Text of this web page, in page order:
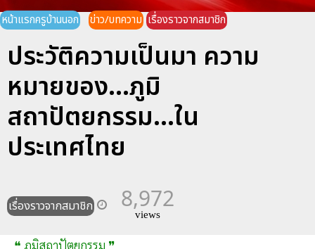
หน้าแรกครูบ้านนอก ข่าว/บทความ เรื่องราวจากสมาชิก
ประวัติความเป็นมา ความ
หมายของ...ภูมิ
สถาปัตยกรรม...ใน
ประเทศไทย
เรื่องราวจากสมาชิก 8,972
views
❝ ภูมิสถาปัตยกรรม ❞